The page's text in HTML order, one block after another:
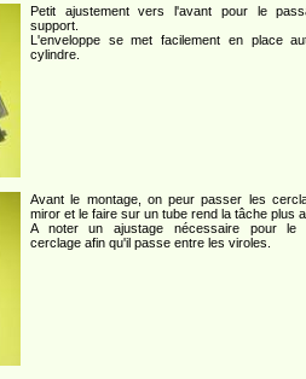
Petit ajustement vers l'avant pour le
support.
L'enveloppe se met facilement en place
cylindre.
Avant le montage, on peur passer les
miror et le faire sur un tube rend la tâche plus
A noter un ajustage nécessaire pour le
cerclage afin qu'il passe entre les viroles.